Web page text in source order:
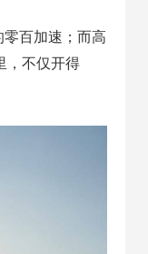
百加速；而高
，不仅开得